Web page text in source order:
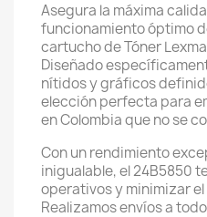
Asegura la máxima
funcionamiento óptimo
cartucho de Tóner
Diseñado
nítidos y gráficos
elección perfecta para
en Colombia que no se
Con un rendimiento
inigualable, el 24B5850
operativos y minimizar
Realizamos envíos a